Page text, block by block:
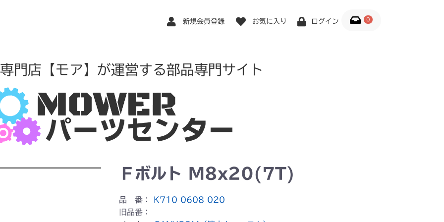
新規会員登録 お気に入り ログイン 0
門店【モア】が運営する部品専門サイト
Ｆボルト M8x20(7T)
品 番：
K710 0608 020
旧品番：